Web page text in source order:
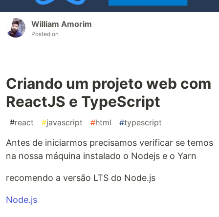
William Amorim
Posted on
Criando um projeto web com
ReactJS e TypeScript
#react #javascript #html #typescript
Antes de iniciarmos precisamos verificar se temos
na nossa máquina instalado o Nodejs e o Yarn
recomendo a versão LTS do Node.js
Node.js